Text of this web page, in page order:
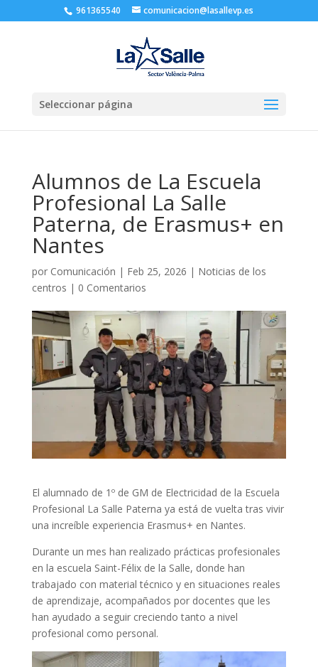
961365540 comunicacion@lasallevp.es
Seleccionar página
Alumnos de La Escuela
Profesional La Salle
Paterna, de Erasmus+ en
Nantes
por Comunicación | Feb 25, 2026 | Noticias de los
centros | 0 Comentarios
El alumnado de 1º de GM de Electricidad de la Escuela
Profesional La Salle Paterna ya está de vuelta tras vivir
una increíble experiencia Erasmus+ en Nantes.
Durante un mes han realizado prácticas profesionales
en la escuela Saint-Félix de la Salle, donde han
trabajado con material técnico y en situaciones reales
de aprendizaje, acompañados por docentes que les
han ayudado a seguir creciendo tanto a nivel
profesional como personal.